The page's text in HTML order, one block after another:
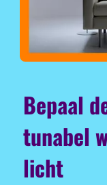
Bepaal
tunabel
licht